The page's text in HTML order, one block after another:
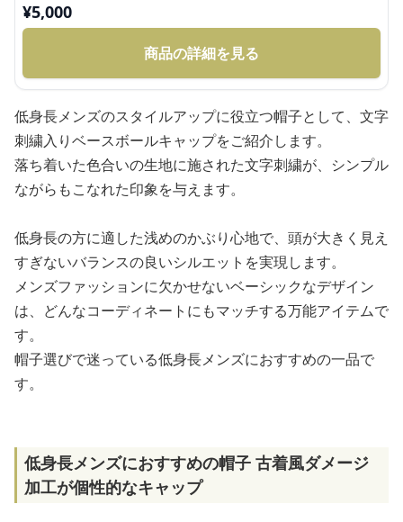
¥5,000
商品の詳細を見る
低身長メンズのスタイルアップに役立つ帽子として、文字
刺繍入りベースボールキャップをご紹介します。
落ち着いた色合いの生地に施された文字刺繍が、シンプル
ながらもこなれた印象を与えます。
低身長の方に適した浅めのかぶり心地で、頭が大きく見え
すぎないバランスの良いシルエットを実現します。
メンズファッションに欠かせないベーシックなデザイン
は、どんなコーディネートにもマッチする万能アイテムで
す。
帽子選びで迷っている低身長メンズにおすすめの一品で
す。
低身長メンズにおすすめの帽子 古着風ダメージ
加工が個性的なキャップ